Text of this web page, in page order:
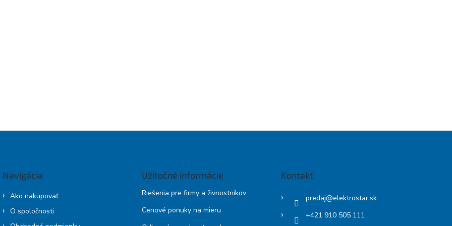
Navigácia
Ako nakupovať
O spoločnosti
Užitočné informácie
Riešenia pre firmy a živnostníkov
Cenové ponuky na mieru
Kontakt
predaj@elektrostar.sk
+421 910 505 111